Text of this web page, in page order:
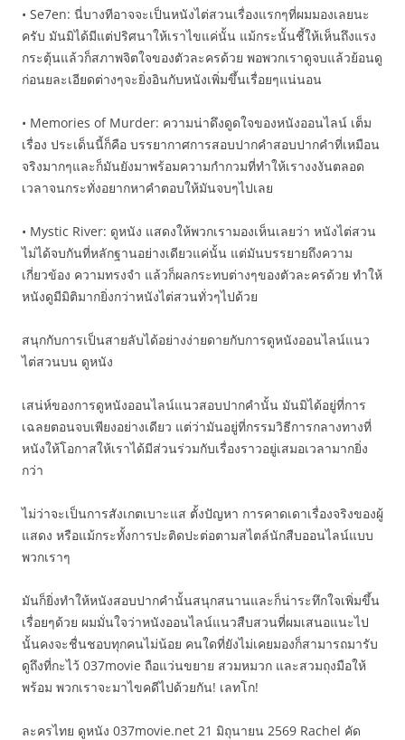
• Se7en: นี่บางทีอาจจะเป็นหนังไต่สวนเรื่องแรกๆที่ผมมองเลยนะ
ครับ มันมิได้มีแต่ปริศนาให้เราไขแค่นั้น แม้กระนั้นชี้ให้เห็นถึงแรง
กระตุ้นแล้วก็สภาพจิตใจของตัวละครด้วย พอพวกเราดูจบแล้วย้อนดู
ก่อนยละเอียดต่างๆจะยิ่งอินกับหนังเพิ่มขึ้นเรื่อยๆแน่นอน
• Memories of Murder: ความน่าดึงดูดใจของหนังออนไลน์ เต็ม
เรื่อง ประเด็นนี้ก็คือ บรรยากาศการสอบปากคำสอบปากคำที่เหมือน
จริงมากๆและก็มันยังมาพร้อมความกำกวมที่ทำให้เรางงงันตลอด
เวลาจนกระทั่งอยากหาคำตอบให้มันจบๆไปเลย
• Mystic River: ดูหนัง แสดงให้พวกเรามองเห็นเลยว่า หนังไต่สวน
ไม่ได้จบกันที่หลักฐานอย่างเดียวแค่นั้น แต่มันบรรยายถึงความ
เกี่ยวข้อง ความทรงจำ แล้วก็ผลกระทบต่างๆของตัวละครด้วย ทำให้
หนังดูมีมิติมากยิ่งกว่าหนังไต่สวนทั่วๆไปด้วย
สนุกกับการเป็นสายลับได้อย่างง่ายดายกับการดูหนังออนไลน์แนว
ไต่สวนบน ดูหนัง
เสน่ห์ของการดูหนังออนไลน์แนวสอบปากคำนั้น มันมิได้อยู่ที่การ
เฉลยตอนจบเพียงอย่างเดียว แต่ว่ามันอยู่ที่กรรมวิธีการกลางทางที่
หนังให้โอกาสให้เราได้มีส่วนร่วมกับเรื่องราวอยู่เสมอเวลามากยิ่ง
กว่า
ไม่ว่าจะเป็นการสังเกตเบาะแส ตั้งปัญหา การคาดเดาเรื่องจริงของผู้
แสดง หรือแม้กระทั้งการปะติดปะต่อตามสไตล์นักสืบออนไลน์แบบ
พวกเราๆ
มันก็ยิ่งทำให้หนังสอบปากคำนั้นสนุกสนานและก็น่าระทึกใจเพิ่มขึ้น
เรื่อยๆด้วย ผมมั่นใจว่าหนังออนไลน์แนวสืบสวนที่ผมเสนอแนะไป
นั้นคงจะชื่นชอบทุกคนไม่น้อย คนใดที่ยังไม่เคยมองก็สามารถมารับ
ดูถึงที่กะไว้ 037movie ถือแว่นขยาย สวมหมวก และสวมถุงมือให้
พร้อม พวกเราจะมาไขคดีไปด้วยกัน! เลทโก!
ละครไทย ดูหนัง 037movie.net 21 มิถุนายน 2569 Rachel คัด